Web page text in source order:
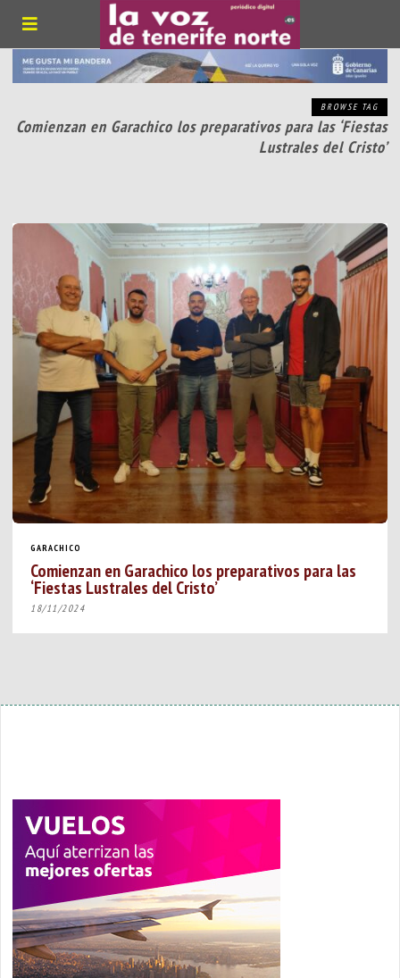
BROWSE TAG
Comienzan en Garachico los preparativos para las ‘Fiestas
Lustrales del Cristo’
GARACHICO
Comienzan en Garachico los preparativos para las
‘Fiestas Lustrales del Cristo’
18/11/2024